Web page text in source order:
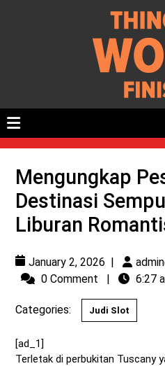
Mengungkap
Destinasi
Liburan
January 2, 2026 |
0 Comment
| 6:27
Categories: Judi Slot
[ad_1]
Terletak di perbukitan Tuscany